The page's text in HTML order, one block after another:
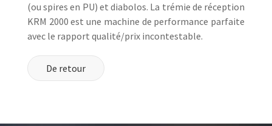
(ou spires en PU) et diabolos. La trémie de réception
KRM 2000 est une machine de performance parfaite
avec le rapport qualité/prix incontestable.
De retour